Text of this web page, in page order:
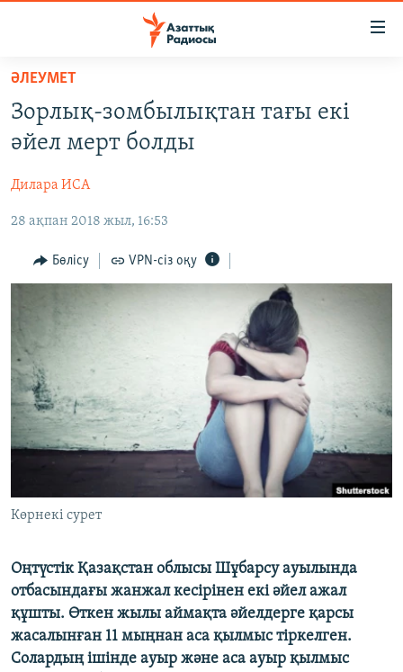
Skip
main
content
to
Navigation
САЯСАТ
AZATTYQTV
ҚАҢТАР ОҚИҒАСЫ
АДАМ ҚҰҚЫҚТАРЫ
ӘЛЕУМЕТ
АРНАЙЫ ЖОБАЛАР
Русский
ЖАЗЫЛЫҢЫЗ
Басқа тілдерде
ӘЛЕУМЕТ
Зорлық-зомбылықтан тағы екі
әйел мерт болды
Дилара ИСА
28 ақпан 2018 жыл, 16:53
Бөлісу VPN-сіз оқу
Көрнекі сурет
Оңтүстік Қазақстан облысы Шұбарсу ауылында
отбасындағы жанжал кесірінен екі әйел ажал
құшты. Өткен жылы аймақта әйелдерге қарсы
жасалынған 11 мыңнан аса қылмыс тіркелген.
Солардың ішінде ауыр және аса ауыр қылмыс